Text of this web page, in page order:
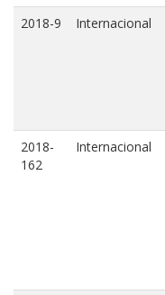
2018-9 Internacional
2018-
162
Internacional